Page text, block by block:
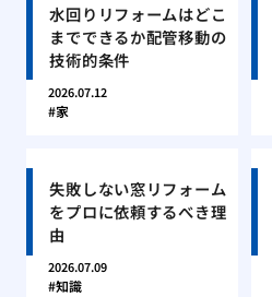
水回りリフォームはどこ
までできるか配管移動の
技術的条件
2026.07.12
家
失敗しない窓リフォーム
をプロに依頼するべき理
由
2026.07.09
知識